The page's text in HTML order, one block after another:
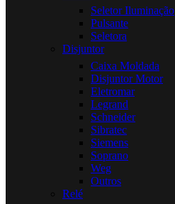
Seletor Iluminação
Pulsante
Seletora
Disjuntor
Caixa Moldada
Disjuntor Motor
Eletromar
Legrand
Schneider
Sibratec
Siemens
Soprano
Weg
Outros
Relé